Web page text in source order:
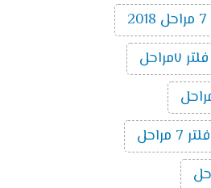
فلتر ٧مراحل